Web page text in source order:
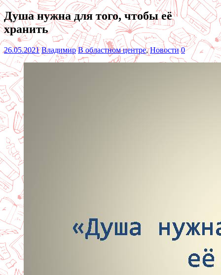
Душа нужна для того, чтобы её
хранить
26.05.2021 Владимир В областном центре,Новости 0